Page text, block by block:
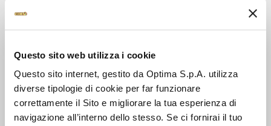
Questo sito web utilizza i cookie
Questo sito internet, gestito da Optima S.p.A. utilizza
diverse tipologie di cookie per far funzionare
correttamente il Sito e migliorare la tua esperienza di
navigazione all’interno dello stesso. Se ci fornirai il tuo
CONFEZIONI PER CARTONE:
CHIEDI INFORMAZIONI
SCHEDA TECNICA